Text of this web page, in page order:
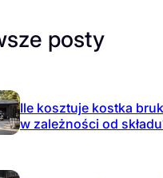
posty
Ile kosztuje kostka
w zależności od